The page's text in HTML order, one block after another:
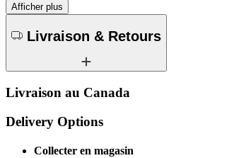
Afficher plus
Livraison & Retours
Livraison au Canada
Delivery Options
Collecter en magasin